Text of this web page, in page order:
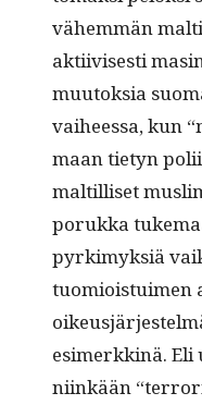
vähem­män
akti­ivis­es­ti
muu­tok­sia
vai­heessa, kun
maan tietyn
maltil­liset
poruk­ka
pyrkimyk­siä
tuomiois­tu­imen
esimerkkinä. Eli
niinkään